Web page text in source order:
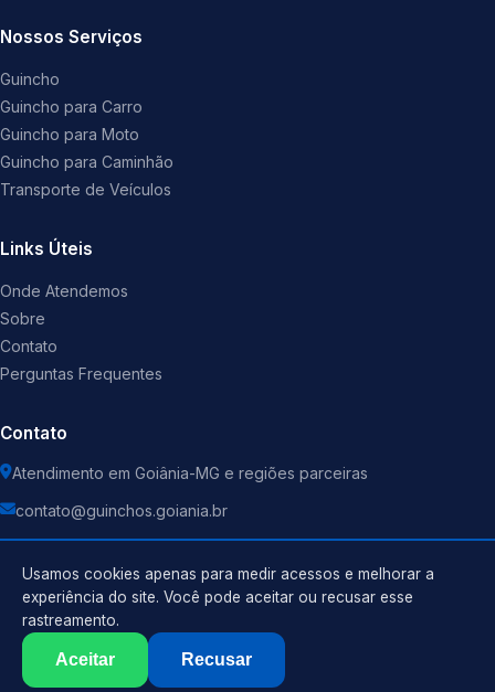
Nossos Serviços
Guincho
Guincho para Carro
Guincho para Moto
Guincho para Caminhão
Transporte de Veículos
Links Úteis
Onde Atendemos
Sobre
Contato
Perguntas Frequentes
Contato
Atendimento em Goiânia-MG e regiões parceiras
contato@guinchos.goiania.br
Guincho . Todos os direitos reservados.
Usamos cookies apenas para medir acessos e melhorar a
experiência do site. Você pode aceitar ou recusar esse
rastreamento.
Aceitar Recusar